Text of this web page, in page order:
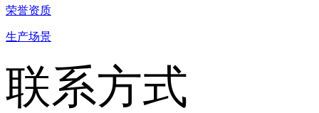
荣誉资质
生产场景
联系方式